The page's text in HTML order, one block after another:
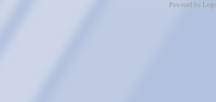
Powered by